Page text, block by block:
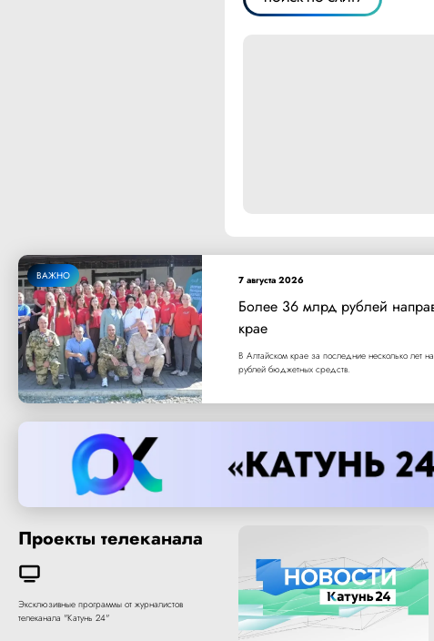
ВАЖНО 7 августа 2026
Более 36 млрд рублей
крае
В Алтайском крае за последние несколько лет
рублей бюджетных средств.
Проекты телеканала
Эксклюзивные программы от журналистов
телеканала "Катунь 24"